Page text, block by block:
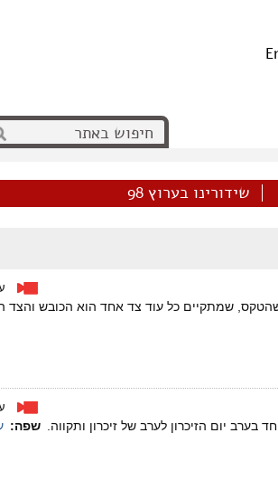
שידורינו בערוץ 98
שמתקיים כל עוד צד אחד הוא הכובש והצד
יום הזיכרון לערב של זיכרון ותקווה. שפה: